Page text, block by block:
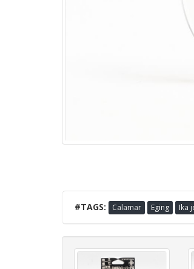
#TAGS: Calamar Eging Ika